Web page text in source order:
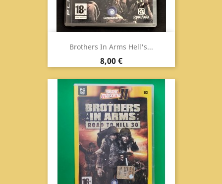
Brothers In Arms Hell's...
Prezzo
8,00 €